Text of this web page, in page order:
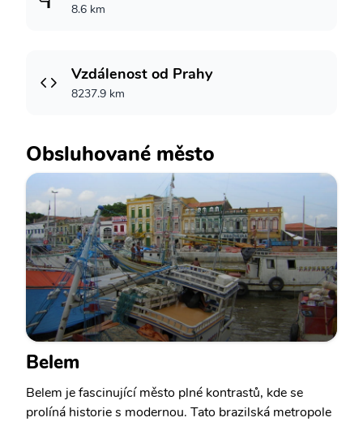
8.6 km
Vzdálenost od Prahy
8237.9 km
Obsluhované město
Belem
Belem je fascinující město plné kontrastů, kde se
prolíná historie s modernou. Tato brazilská metropole